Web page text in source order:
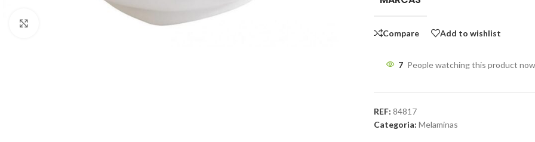
Compare Add to wishlist
7 People watching this product
REF: 84817
Categoria: Melaminas